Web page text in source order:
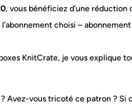
, vous bénéficiez d’une réduction
choisi – abonnement
KnitCrate, je vous explique
Avez-vous tricoté ce patron ? Si